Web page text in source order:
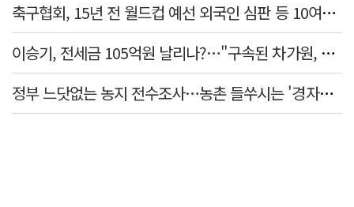
축구협회, 15년 전 월드컵 예선 외국인 심판 등 10여명에 '성 접대'
이승기, 전세금 105억원 날리나?…"구속된 차가원, 형사 범죄 영역"
정부 느닷없는 농지 전수조사…농촌 들쑤시는 '경자유전'의 칼날